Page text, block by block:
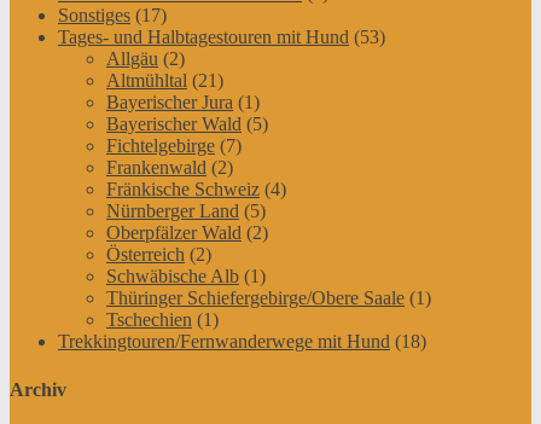
Sonstiges (17)
Tages- und Halbtagestouren mit Hund (53)
Allgäu (2)
Altmühltal (21)
Bayerischer Jura (1)
Bayerischer Wald (5)
Fichtelgebirge (7)
Frankenwald (2)
Fränkische Schweiz (4)
Nürnberger Land (5)
Oberpfälzer Wald (2)
Österreich (2)
Schwäbische Alb (1)
Thüringer Schiefergebirge/Obere Saale (1)
Tschechien (1)
Trekkingtouren/Fernwanderwege mit Hund (18)
Archiv